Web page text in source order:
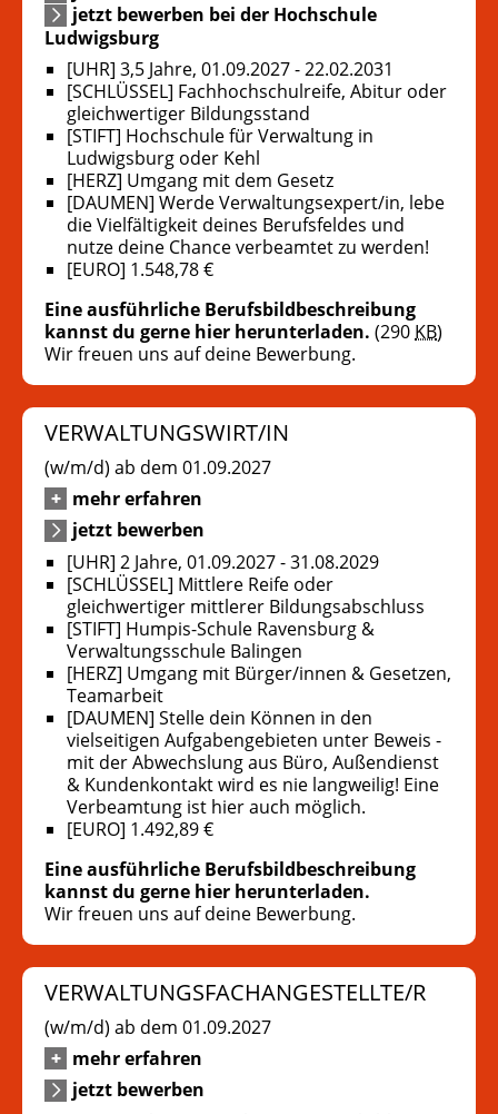
jetzt bewerben bei der Hochschule
Ludwigsburg
[UHR] 3,5 Jahre, 01.09.2027 - 22.02.2031
[SCHLÜSSEL] Fachhochschulreife, Abitur oder
gleichwertiger Bildungsstand
[STIFT] Hochschule für Verwaltung in
Ludwigsburg oder Kehl
[HERZ] Umgang mit dem Gesetz
[DAUMEN] Werde Verwaltungsexpert/in, lebe
die Vielfältigkeit deines Berufsfeldes und
nutze deine Chance verbeamtet zu werden!
[EURO] 1.548,78 €
Eine ausführliche Berufsbildbeschreibung
kannst du gerne hier herunterladen. (290 KB)
Wir freuen uns auf deine Bewerbung.
VERWALTUNGSWIRT/IN
(w/m/d) ab dem 01.09.2027
mehr erfahren
jetzt bewerben
[UHR] 2 Jahre, 01.09.2027 - 31.08.2029
[SCHLÜSSEL] Mittlere Reife oder
gleichwertiger mittlerer Bildungsabschluss
[STIFT] Humpis-Schule Ravensburg &
Verwaltungsschule Balingen
[HERZ] Umgang mit Bürger/innen & Gesetzen,
Teamarbeit
[DAUMEN] Stelle dein Können in den
vielseitigen Aufgabengebieten unter Beweis -
mit der Abwechslung aus Büro, Außendienst
& Kundenkontakt wird es nie langweilig! Eine
Verbeamtung ist hier auch möglich.
[EURO] 1.492,89 €
Eine ausführliche Berufsbildbeschreibung
kannst du gerne hier herunterladen.
Wir freuen uns auf deine Bewerbung.
VERWALTUNGSFACHANGESTELLTE/R
(w/m/d) ab dem 01.09.2027
mehr erfahren
jetzt bewerben